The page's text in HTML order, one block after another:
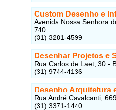
Custom Desenho e
Avenida Nossa Senhora
740
(31) 3281-4599
Desenhar Projetos e
Rua Carlos de Laet, 30 -
(31) 9744-4136
Desenho Arquitetura
Rua André Cavalcanti,
(31) 3371-1440